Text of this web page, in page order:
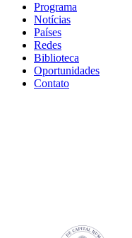
Programa
Notícias
Países
Redes
Biblioteca
Oportunidades
Contato